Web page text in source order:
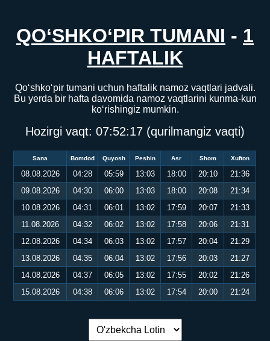
QO‘SHKO‘PIR TUMANI - 1
HAFTALIK
Qo‘shko‘pir tumani uchun haftalik namoz vaqtlari jadvali.
Bu yerda bir hafta davomida namoz vaqtlarini kunma-kun
ko‘rishingiz mumkin.
Hozirgi vaqt: 07:52:17 (qurilmangiz vaqti)
Sana Bomdod Quyosh Peshin Asr Shom Xufton
08.08.2026 04:28 05:59 13:03 18:00 20:10
21:36
09.08.2026
04:30 06:00 13:03 18:00 20:08
21:34
10.08.2026
04:31 06:01 13:02 17:59 20:07
21:33
11.08.2026
04:32 06:02 13:02 17:58 20:06
21:31
12.08.2026
04:34 06:03 13:02 17:57 20:04
21:29
13.08.2026
04:35 06:04 13:02 17:56 20:03
21:27
14.08.2026
04:37 06:05 13:02 17:55 20:02
21:26
15.08.2026
04:38 06:06 13:02 17:54 20:00 21:24
Tilni almashtirish: